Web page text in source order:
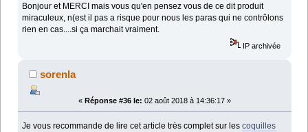
Bonjour et MERCI mais vous qu'en pensez vous de ce dit produit
miraculeux, n(est il pas a risque pour nous les paras qui ne contrôlons
rien en cas....si ça marchait vraiment.
IP archivée
sorenla
« Réponse #36 le: 02 août 2018 à 14:36:17 »
Je vous recommande de lire cet article très complet sur lescoquilles